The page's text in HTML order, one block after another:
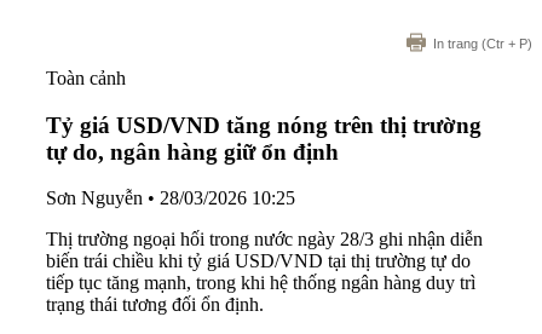
In trang (Ctr + P)
Toàn cảnh
Tỷ giá USD/VND tăng nóng trên thị trường
tự do, ngân hàng giữ ổn định
Sơn Nguyễn • 28/03/2026 10:25
Thị trường ngoại hối trong nước ngày 28/3 ghi nhận diễn
biến trái chiều khi tỷ giá USD/VND tại thị trường tự do
tiếp tục tăng mạnh, trong khi hệ thống ngân hàng duy trì
trạng thái tương đối ổn định.